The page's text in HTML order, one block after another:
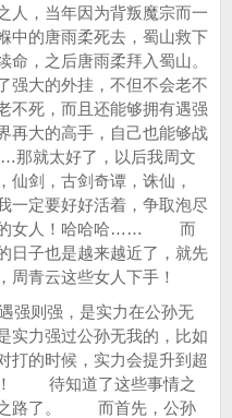
人，当年因为背叛魔宗而一
中的唐雨柔死去，蜀山救下
命，之后唐雨柔拜入蜀山。
大的外挂，不但不会老不
不死，而且还能够拥有遇强
再大的高手，自己也能够战
就太好了，以后我周文
仙剑，古剑奇谭，诛仙，
定要好好活着，争取泡尽
的女人！哈哈哈…… 而
日子也是越来越近了，就先
周青云这些女人下手！
则强，是实力在公孙无
实力强过公孙无我的，比如
打的时候，实力会提升到超
！ 待知道了这些事情之
之路了。 而首先，公孙